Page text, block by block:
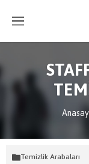
Temizlik Arabaları